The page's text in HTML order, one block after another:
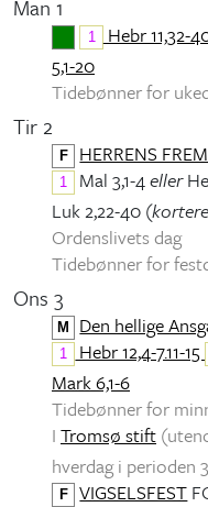
Man 1
1 Hebr 11,32-
5,1-20
Tidebønner for
Tir 2
F HERRENS
1 Mal 3,1-4eller
Luk 2,22-40 (
Ordenslivets dag
Tidebønner for
Ons 3
M Den hellige
1 Hebr 12,4-7.11-15
Mark 6,1-6
Tidebønner for
I Tromsø stift
hverdag i perioden
F VIGSELSFEST